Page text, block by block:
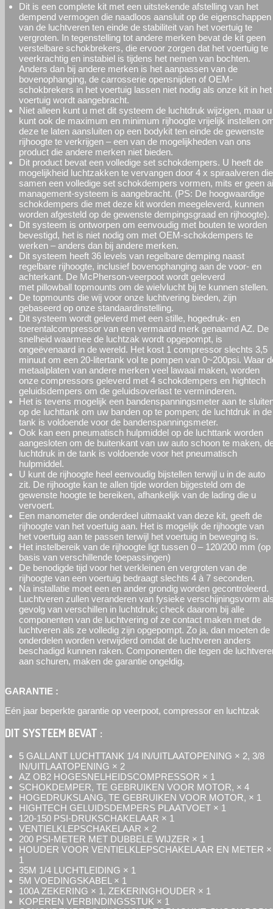
Dit is een complete kit met een uitstekende afstelling van het
dempend vermogen die naadloos aansluit op de eigenschappen
van de luchtveren ten einde de stabiliteit van het voertuig te
vergroten. In tegenstelling tot andere merken bevat de kit geen
verstelbare schokbrekers, die ervoor zorgen dat het voertuig te
veerkrachtig en instabiel is tijdens het nemen van bochten.
Anders dan bij andere merken is het aanpassen van de
bovenophanging, de carrosserie opensnijden of OEM-
schokbrekers in het voertuig lassen niet nodig als onze kit in het
voertuig wordt aangebracht.
Niet alleen kunt u met dit systeem de luchtdruk wijzigen, maar u
kunt ook de maximum en minimum rijhoogte vrijelijk instellen
deze te laten aansluiten op een bodykit ten einde de gewenste
rijhoogte te verkrijgen – een van de mogelijkheden van ons
product die andere merken niet bieden.
Dit product bevat een volledige set schokdempers. U heeft de
mogelijkheid luchtzakken te vervangen door 4 x spiraalveren die
samen een volledige set schokdempers vormen, mits er geen
management-systeem is aangebracht. (PS: De hoogwaardige
schokdempers die met deze kit worden meegeleverd, kunnen
worden afgesteld op de gewenste dempingsgraad en rijhoogte).
Dit systeem is ontworpen om eenvoudig met bouten te worden
bevestigd, het is niet nodig om met OEM-schokdempers te
werken – anders dan bij andere merken.
Dit systeem heeft 36 levels van regelbare demping naast
regelbare rijhoogte, inclusief bovenophanging aan de voor- en
achterkant. De McPherson-veerpoot wordt geleverd
met pillowball topmounts om de wielvlucht bij te kunnen stellen.
De topmounts die wij voor onze luchtvering bieden, zijn
gebaseerd op onze standaardinstelling.
Dit systeem wordt geleverd met een stille, hogedruk- en
toerentalcompressor van een vermaard merk genaamd AZ. De
snelheid waarmee de luchtzak wordt opgepompt, is
ongeëvenaard in de wereld. Het kost 1 compressor slechts 3,5
minuut om een 20-litertank vol te pompen van 0~200psi. Waar
metaalplaten van andere merken veel lawaai maken, worden
onze compressors geleverd met 4 schokdempers en hightech
geluidsdempers om de geluidsoverlast te verminderen.
Het is tevens mogelijk een bandenspanningsmeter aan te
op de luchttank om uw banden op te pompen; de luchtdruk in de
tank is voldoende voor de bandenspanningsmeter.
Ook kan een pneumatisch hulpmiddel op de luchttank worden
aangesloten om de buitenkant van uw auto schoon te maken,
luchtdruk in de tank is voldoende voor het pneumatisch
hulpmiddel.
U kunt de rijhoogte heel eenvoudig bijstellen terwijl u in de auto
zit. De rijhoogte kan te allen tijde worden bijgesteld om de
gewenste hoogte te bereiken, afhankelijk van de lading die u
vervoert.
Een manometer die onderdeel uitmaakt van deze kit, geeft de
rijhoogte van het voertuig aan. Het is mogelijk de rijhoogte van
het voertuig aan te passen terwijl het voertuig in beweging is.
Het instelbereik van de rijhoogte ligt tussen 0 – 120/200 mm (op
basis van verschillende toepassingen)
De benodigde tijd voor het verkleinen en vergroten van de
rijhoogte van een voertuig bedraagt slechts 4 à 7 seconden.
Na installatie moet een en ander grondig worden gecontroleerd.
Luchtveren zullen veranderen van fysieke verschijningsvorm
gevolg van verschillen in luchtdruk; check daarom bij alle
componenten van de luchtvering of ze contact maken met de
luchtveren als ze volledig zijn opgepompt. Zo ja, dan moeten de
onderdelen worden verwijderd omdat de luchtveren anders
beschadigd kunnen raken. Componenten die tegen de
aan schuren, maken de garantie ongeldig.
GARANTIE :
Eén jaar beperkte garantie op veerpoot, compressor en luchtzak
DIT SYSTEEM BEVAT :
5 GALLANT LUCHTTANK 1/4 IN/UITLAATOPENING × 2, 3/8
IN/UITLAATOPENING × 2
AZ OB2 HOGESNELHEIDSCOMPRESSOR × 1
SCHOKDEMPER, TE GEBRUIKEN VOOR MOTOR, × 4
HOGEDRUKSLANG, TE GEBRUIKEN VOOR MOTOR, × 1
HIGHTECH GELUIDSDEMPERS PLAATVOET × 1
120-150 PSI-DRUKSCHAKELAAR × 1
VENTIELKLEPSCHAKELAAR × 2
200 PSI-METER MET DUBBELE WIJZER × 1
HOUDER VOOR VENTIELKLEPSCHAKELAAR EN METER ×
1
35M 1/4 LUCHTLEIDING × 1
5M VOEDINGSKABEL × 1
100A ZEKERING × 1, ZEKERINGHOUDER × 1
KOPEREN VERBINDINGSSTUK × 1